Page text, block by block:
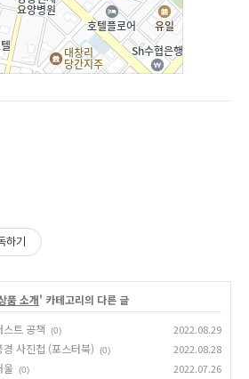
하기
품 소개' 카테고리의 다른 글
트 공책
(0) 2022.08.29
사진첩 (포스터북) (0) 2022.08.28
울 (0) 2022.07.26